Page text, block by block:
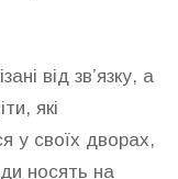
від зв’язку, а
які
у своїх дворах,
носять на